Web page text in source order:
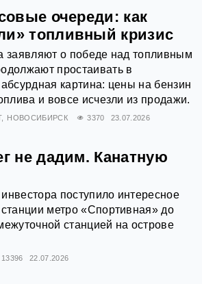
очереди: как
топливный кризис
заявляют о победе над топливным
простаивать в
картина: цены на бензин
и вовсе исчезли из продажи.
НОВОСИБИРСК 3370 23.07.2026
не дадим. Канатную
поступило интересное
метро «Спортивная» до
станцией на острове
13396 22.07.2026